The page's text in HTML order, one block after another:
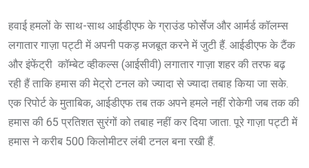
हवाई हमलों के साथ-साथ आईडीएफ के ग्राउंड फोर्सेज और आर्मर्ड कॉलम्स
लगातार गाज़ा पट्टी में अपनी पकड़ मजबूत करने में जुटी हैं. आईडीएफ के टैंक
और इंफेंट्री कॉम्बेट व्हीकल्स (आईसीवी) लगातार गाज़ा शहर की तरफ बढ़
रही हैं ताकि हमास की मेट्रो टनल को ज्यादा से ज्यादा तबाह किया जा सके.
एक रिपोर्ट के मुताबिक, आईडीएफ तब तक अपने हमले नहीं रोकेगी जब तक की
हमास की 65 प्रतिशत सुरंगों को तबाह नहीं कर दिया जाता. पूरे गाज़ा पट्टी में
हमास ने करीब 500 किलोमीटर लंबी टनल बना रखी हैं.